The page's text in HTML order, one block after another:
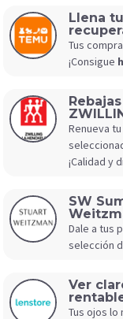
Llena
Tus
¡Consigue
Renueva
¡Calidad y
SW
Dale a tus
selección
Ver
Tus ojos